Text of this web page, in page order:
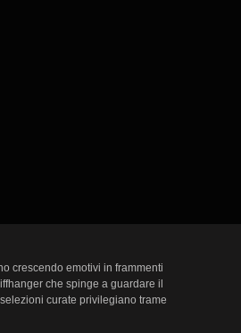
crescendo emotivi in frammenti
che spinge a guardare il
curate privilegiano trame